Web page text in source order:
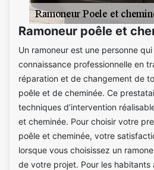
Ramoneur poêle et
Un ramoneur est une personne
connaissance professionnelle en
réparation et de changement de
poêle et de cheminée. Ce
techniques d’intervention
et cheminée. Pour choisir votre
poêle et cheminée, votre
lorsque vous choisissez un
de votre projet. Pour les habitants